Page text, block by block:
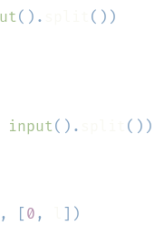
( ) . ( ) )
input( ) . ( ) )
, [ 0 , ] )